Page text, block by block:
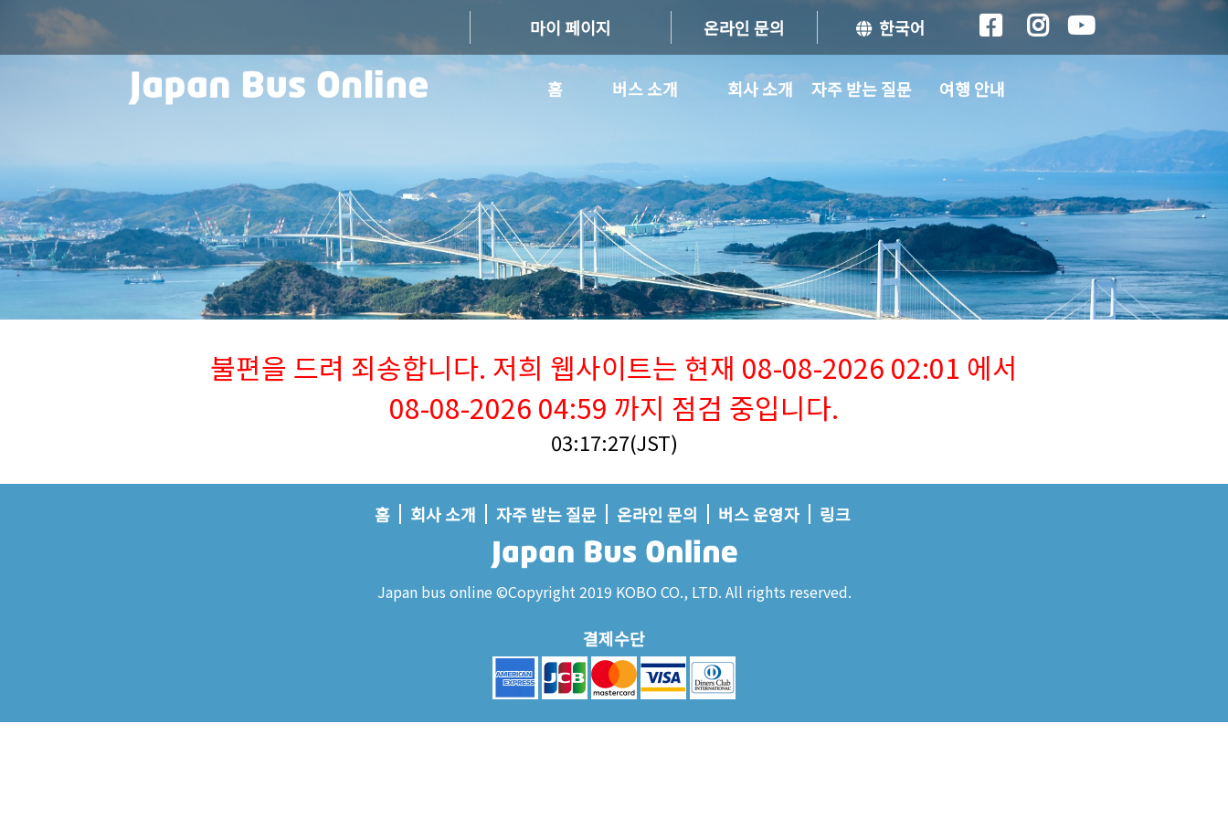
마이 페이지 온라인 문의 한국어
홈 버스 소개 회사 소개 자주 받는 질문 여행 안내
불편을 드려 죄송합니다. 저희 웹사이트는 현재 08-08-2026 02:01 에서
08-08-2026 04:59 까지 점검 중입니다.
03:17:28(JST)
홈 회사 소개 자주 받는 질문 온라인 문의 버스 운영자 링크
Japan bus online ©Copyright 2019 KOBO CO., LTD. All rights reserved.
결제수단